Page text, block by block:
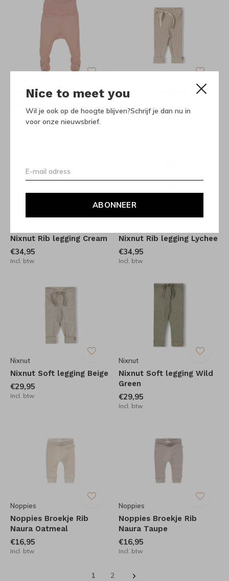
Nice to meet you
Wil je ook op de hoogte blijven?Schrijf je dan nu in
voor onze nieuwsbrief.
ABONNEER
MarMar Pixa Broekje
€28,50
Incl. btw
Nixnut Rib legging Beige
€34,95
Incl. btw
Nixnut Rib legging Cream
€34,95
Incl. btw
Nixnut Rib legging Lychee
€34,95
Incl. btw
Nixnut
Nixnut Soft legging Beige
€29,95
Incl. btw
Nixnut
Nixnut Soft legging Wild
Green
€29,95
Incl. btw
Noppies
Noppies Broekje Rib
Naura Oatmeal
€16,95
Incl. btw
Noppies
Noppies Broekje Rib
Naura Taupe
€16,95
Incl. btw
1 2